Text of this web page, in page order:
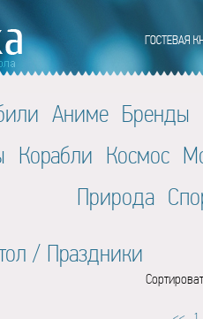
Аниме Бренды
Корабли Космос
Природа
/ Праздники